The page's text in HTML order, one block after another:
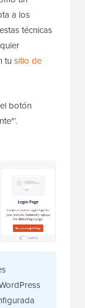
a los
técnicas
tu sitio de
botón